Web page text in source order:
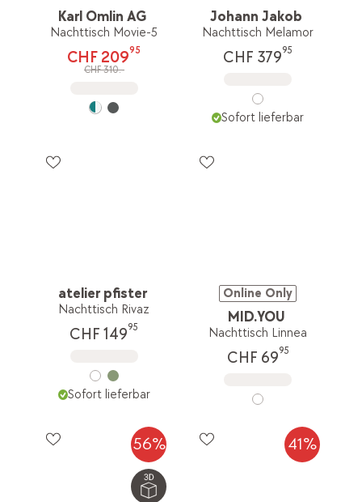
Karl Omlin AG
Nachttisch Movie-5
CHF 20995
CHF 310.-
Johann Jakob
Nachttisch Melamor
CHF 37995
Sofort lieferbar
atelier pfister
Nachttisch Rivaz
CHF 14995
Sofort lieferbar
Online Only
MID.YOU
Nachttisch Linnea
CHF 6995
56% 41%